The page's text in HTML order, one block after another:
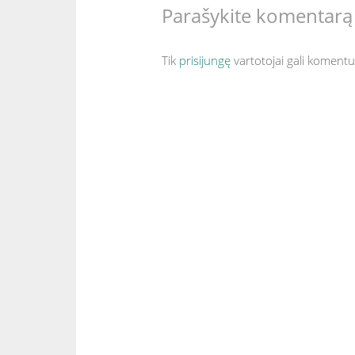
t
įrašų
Parašykite komentarą
Tik prisijungęvartotojai gali